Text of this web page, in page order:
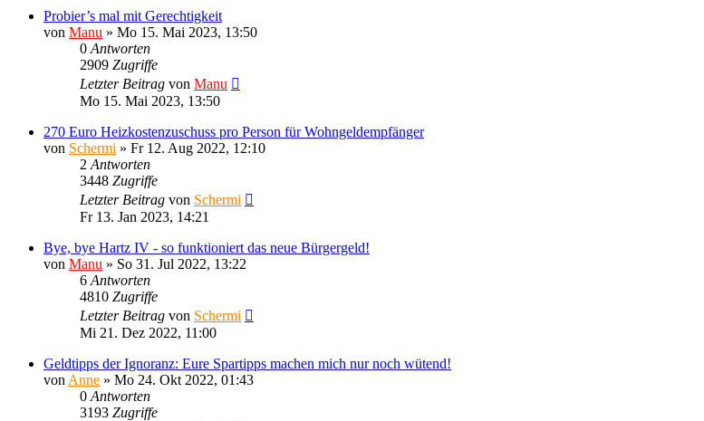
Probier’s mal mit Gerechtigkeit
von Manu » Mo 15. Mai 2023, 13:50
0 Antworten
2909 Zugriffe
Letzter Beitrag von Manu
Mo 15. Mai 2023, 13:50
270 Euro Heizkostenzuschuss pro Person für Wohngeldempfänger
von Schermi » Fr 12. Aug 2022, 12:10
2 Antworten
3448 Zugriffe
Letzter Beitrag von Schermi
Fr 13. Jan 2023, 14:21
Bye, bye Hartz IV - so funktioniert das neue Bürgergeld!
von Manu » So 31. Jul 2022, 13:22
6 Antworten
4810 Zugriffe
Letzter Beitrag von Schermi
Mi 21. Dez 2022, 11:00
Geldtipps der Ignoranz: Eure Spartipps machen mich nur noch wütend!
von Anne » Mo 24. Okt 2022, 01:43
0 Antworten
3193 Zugriffe